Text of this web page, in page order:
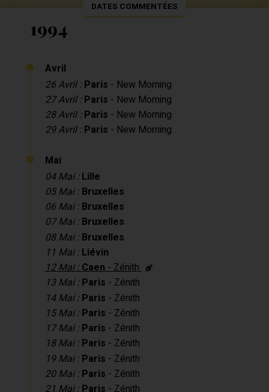
DATES COMMENTÉES
1994
Avril
26 Avril : Paris - New Morning
27 Avril : Paris - New Morning
28 Avril : Paris - New Morning
29 Avril : Paris - New Morning
Mai
04 Mai : Lille
05 Mai : Bruxelles
06 Mai : Bruxelles
07 Mai : Bruxelles
08 Mai : Bruxelles
11 Mai : Liévin
12 Mai :Caen- Zénith
13 Mai : Paris - Zénith
14 Mai : Paris - Zénith
15 Mai : Paris - Zénith
17 Mai : Paris - Zénith
18 Mai : Paris - Zénith
19 Mai : Paris - Zénith
20 Mai : Paris - Zénith
21 Mai : Paris - Zénith